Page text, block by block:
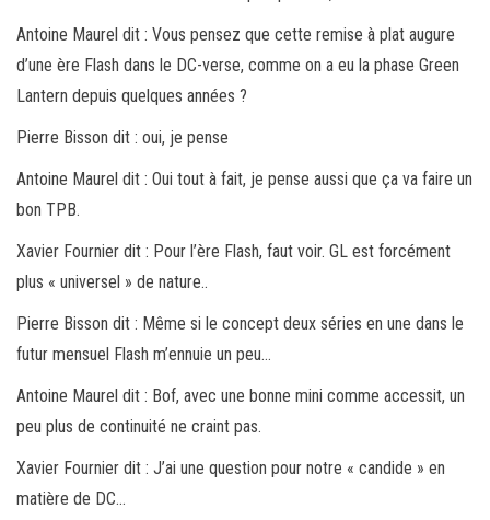
Antoine Maurel dit : Vous pensez que cette remise à plat augure
d’une ère Flash dans le DC-verse, comme on a eu la phase Green
Lantern depuis quelques années ?
Pierre Bisson dit : oui, je pense
Antoine Maurel dit : Oui tout à fait, je pense aussi que ça va faire un
bon TPB.
Xavier Fournier dit : Pour l’ère Flash, faut voir. GL est forcément
plus « universel » de nature..
Pierre Bisson dit : Même si le concept deux séries en une dans le
futur mensuel Flash m’ennuie un peu…
Antoine Maurel dit : Bof, avec une bonne mini comme accessit, un
peu plus de continuité ne craint pas.
Xavier Fournier dit : J’ai une question pour notre « candide » en
matière de DC…